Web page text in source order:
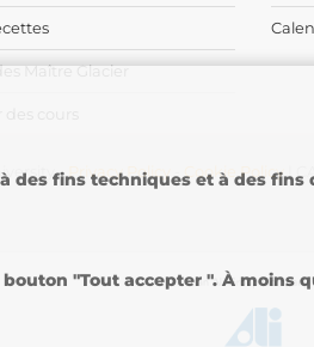
Maître Glacier
- Privacy Policy Cookie Policy |
des fins techniques et à des
"Tout accepter ". À moins